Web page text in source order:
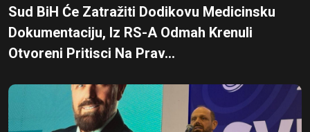
Sud BiH Će Zatražiti Dodikovu Medicinsku
Dokumentaciju, Iz RS-A Odmah Krenuli
Otvoreni Pritisci Na Prav...